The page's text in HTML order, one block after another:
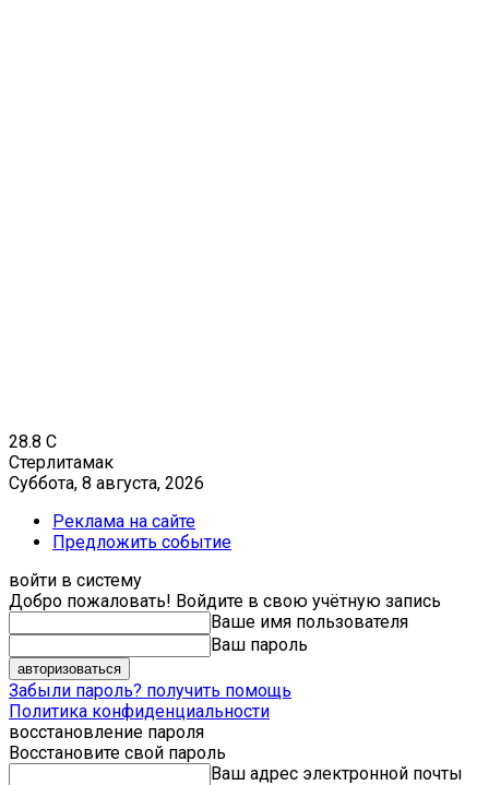
28.8 C
Стерлитамак
Суббота, 8 августа, 2026
Реклама на сайте
Предложить событие
войти в систему
Добро пожаловать! Войдите в свою учётную запись
Ваше имя пользователя
Ваш пароль
Забыли пароль? получить помощь
Политика конфиденциальности
восстановление пароля
Восстановите свой пароль
Ваш адрес электронной почты